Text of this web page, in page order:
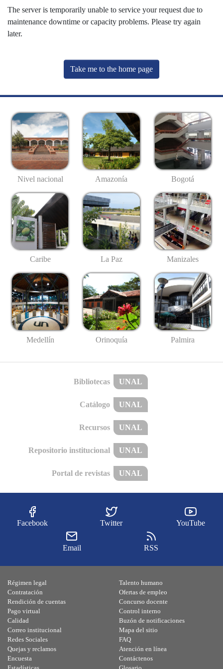
The server is temporarily unable to service your request due to
maintenance downtime or capacity problems. Please try again
later.
Take me to the home page
Nivel nacional Amazonía Bogotá
Caribe La Paz Manizales
Medellín Orinoquía Palmira
Bibliotecas UNAL
Catálogo UNAL
Recursos UNAL
Repositorio institucional UNAL
Portal de revistas UNAL
Facebook Twitter YouTube
Email RSS
Régimen legal
Contratación
Rendición de cuentas
Pago virtual
Calidad
Talento humano
Ofertas de empleo
Concurso docente
Control interno
Buzón de notificaciones
Correo institucional
Redes Sociales
Quejas y reclamos
Encuesta
Mapa del sitio
FAQ
Atención en línea
Contáctenos